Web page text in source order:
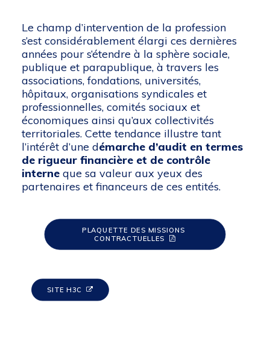
Le champ d’intervention de la profession
s’est considérablement élargi ces dernières
années pour s’étendre à la sphère sociale,
publique et parapublique, à travers les
associations, fondations, universités,
hôpitaux, organisations syndicales et
professionnelles, comités sociaux et
économiques ainsi qu’aux collectivités
territoriales. Cette tendance illustre tant
l’intérêt d’une démarche d’audit en termes
de rigueur financière et de contrôle
interne que sa valeur aux yeux des
partenaires et financeurs de ces entités.
PLAQUETTE DES MISSIONS
CONTRACTUELLES
SITE H3C